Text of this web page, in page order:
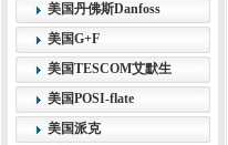
美国丹佛斯Danfoss
美国G+F
美国TESCOM艾默生
美国POSI-flate
美国派克